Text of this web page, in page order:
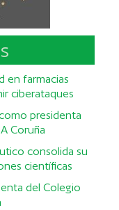
en farmacias
ciberataques
presidenta
Coruña
consolida su
científicas
del Colegio